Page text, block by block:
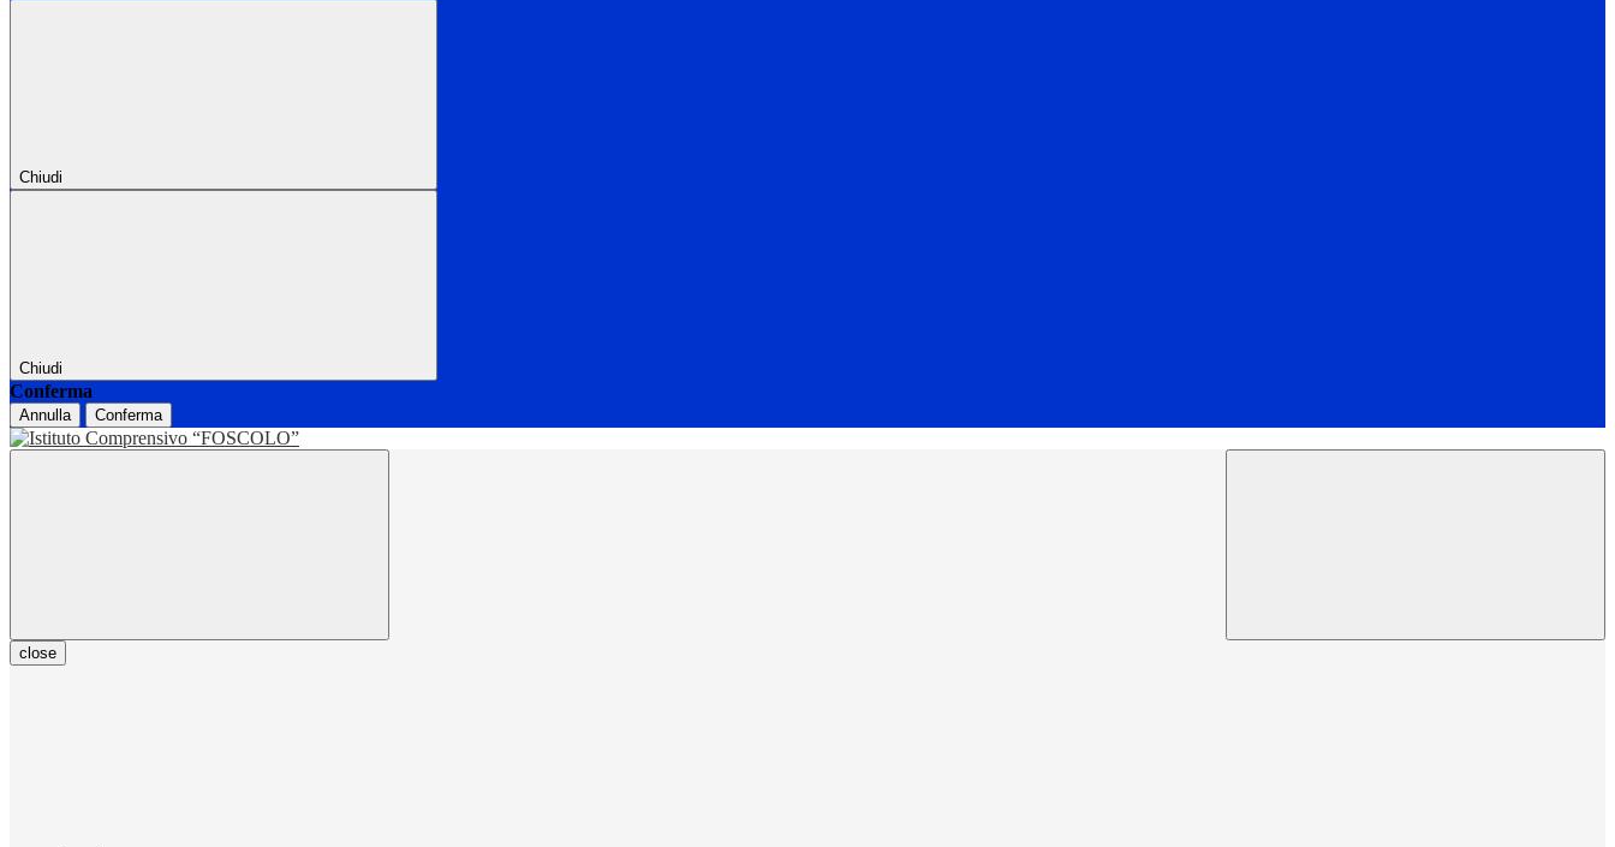
Chiudi
Chiudi
Conferma
Annulla Conferma
close